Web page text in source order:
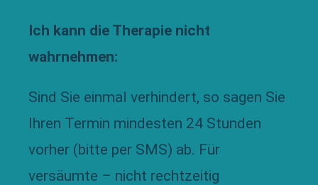
Ich kann die Therapie nicht
wahrnehmen:
Sind Sie einmal verhindert, so sagen Sie
Ihren Termin mindesten 24 Stunden
vorher (bitte per SMS) ab. Für
versäumte – nicht rechtzeitig